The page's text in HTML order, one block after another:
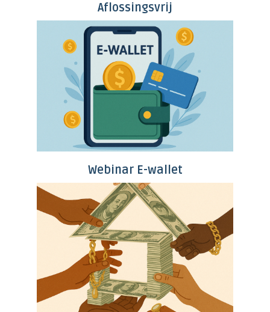
Aflossingsvrij
Webinar E-wallet